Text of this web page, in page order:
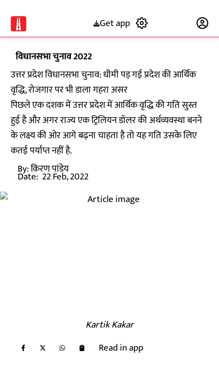
Get app
विधानसभा चुनाव 2022
उत्तर प्रदेश विधानसभा चुनाव: धीमी पड़ गई प्रदेश की आर्थिक
वृद्धि, रोजगार पर भी डाला गहरा असर
पिछले एक दशक में उत्तर प्रदेश में आर्थिक वृद्धि की गति सुस्त
हुई है और अगर राज्य एक ट्रिलियन डॉलर की अर्थव्यवस्था बनने
के लक्ष्य की ओर आगे बढ़ना चाहता है तो यह गति उसके लिए
कतई पर्याप्त नहीं है.
By:किरण पांडेय
Date: 22 Feb, 2022
Kartik Kakar
Read in app